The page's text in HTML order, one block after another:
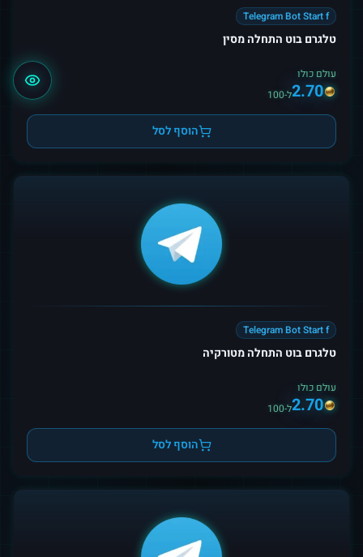
Telegram Bot Start f
טלגרם בוט התחלה מסין
עולם כולו
2.70ל-100
הוסף לסל
Telegram Bot Start f
טלגרם בוט התחלה מטורקיה
עולם כולו
2.70ל-100
הוסף לסל